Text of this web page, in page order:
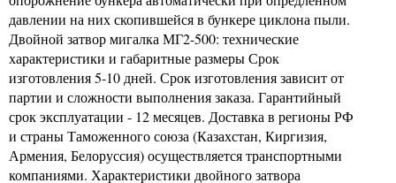
давлении на них скопившейся в бункере циклона пыли.
Двойной затвор мигалка МГ2-500: технические
характеристики и габаритные размеры Срок
изготовления 5-10 дней. Срок изготовления зависит от
партии и сложности выполнения заказа. Гарантийный
срок эксплуатации - 12 месяцев. Доставка в регионы РФ
и страны Таможенного союза (Казахстан, Киргизия,
Армения, Белоруссия) осуществляется транспортными
компаниями. Характеристики двойного затвора